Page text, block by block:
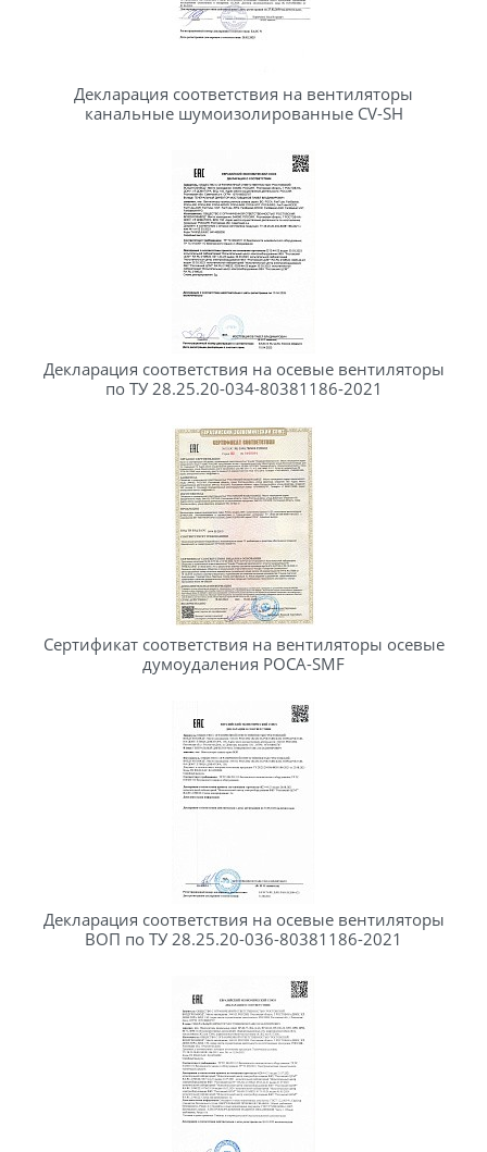
Декларация соответствия на вентиляторы
канальные шумоизолированные CV-SH
Декларация соответствия на осевые вентиляторы
по ТУ 28.25.20-034-80381186-2021
Сертификат соответствия на вентиляторы осевые
думоудаления РОСА-SMF
Декларация соответствия на осевые вентиляторы
ВОП по ТУ 28.25.20-036-80381186-2021